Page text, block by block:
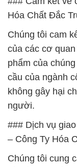
Hóa Chất Đắc
Chúng tôi cam
của các cơ
phẩm của
cầu của ngành
không gây hại
người.
### Dịch vụ
– Công Ty Hóa
Chúng tôi cung